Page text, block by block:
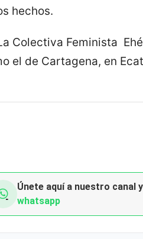
hechos.
Colectiva Feminista
el de Cartagena, en
Únete aquí a nuestro canal
whatsapp